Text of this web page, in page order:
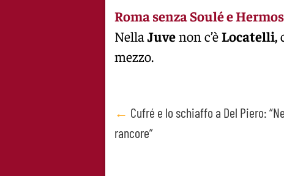
Roma senza Soulé e
Nella Juvenon c’èLocatelli,
mezzo.
Post
navigation
← Cufré e lo schiaffo a Del Piero:
rancore”